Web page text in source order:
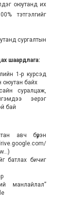
оюутанд их
тэтгэлгийг
сургалтын
шаардлага:
1-р курсэд
оюутан байх
суралцаж,
эерэг
бай
авч бүрэн
батлах бичиг
манлайлал”